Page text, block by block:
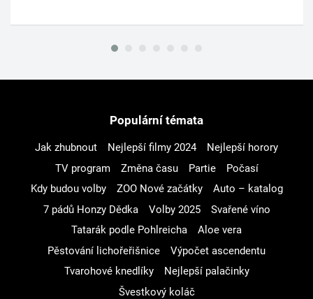
Populární témata
Jak zhubnout Nejlepší filmy 2024
Nejlepší horory
TV program
Změna času Partie
Počasí
Kdy budou volby
ZOO Nové začátky
Auto – katalog
7 pádů Honzy Dědka
Volby 2025
Svařené víno
Tatarák podle Pohlreicha
Aloe vera
Pěstování lichořeřišnice
Výpočet ascendentu
Tvarohové knedlíky
Nejlepší palačinky
Švestkový koláč